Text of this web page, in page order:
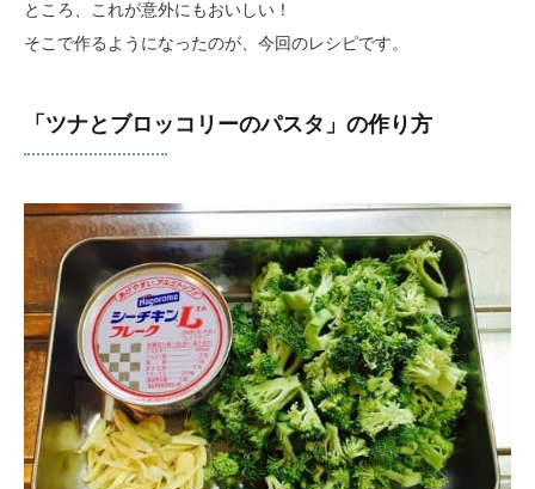
ところ、これが意外にもおいしい！
そこで作るようになったのが、今回のレシピです。
「ツナとブロッコリーのパスタ」の作り方